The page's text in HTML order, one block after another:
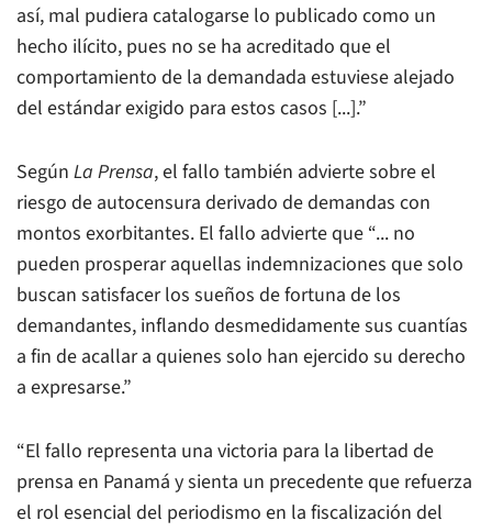
así, mal pudiera catalogarse lo publicado como un
hecho ilícito, pues no se ha acreditado que el
comportamiento de la demandada estuviese alejado
del estándar exigido para estos casos [...].”
Según La Prensa, el fallo también advierte sobre el
riesgo de autocensura derivado de demandas con
montos exorbitantes. El fallo advierte que “... no
pueden prosperar aquellas indemnizaciones que solo
buscan satisfacer los sueños de fortuna de los
demandantes, inflando desmedidamente sus cuantías
a fin de acallar a quienes solo han ejercido su derecho
a expresarse.”
“El fallo representa una victoria para la libertad de
prensa en Panamá y sienta un precedente que refuerza
el rol esencial del periodismo en la fiscalización del